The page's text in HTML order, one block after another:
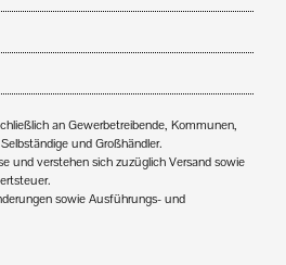
an Gewerbetreibende, Kommunen,
und Großhändler.
und verstehen sich zuzüglich Versand sowie
sowie Ausführungs- und